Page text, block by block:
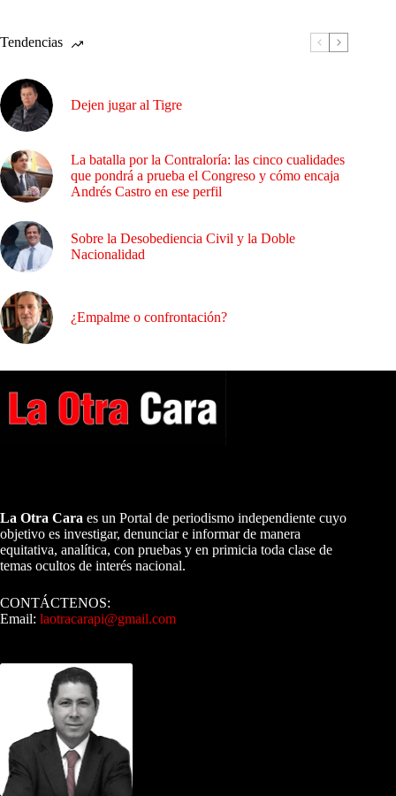
Tendencias
Dejen jugar al Tigre
La batalla por la Contraloría: las cinco cualidades
que pondrá a prueba el Congreso y cómo encaja
Andrés Castro en ese perfil
Sobre la Desobediencia Civil y la Doble
Nacionalidad
¿Empalme o confrontación?
La Otra Cara es un Portal de periodismo independiente cuyo
objetivo es investigar, denunciar e informar de manera
equitativa, analítica, con pruebas y en primicia toda clase de
temas ocultos de interés nacional.
CONTÁCTENOS:
Email: laotracarapi@gmail.com